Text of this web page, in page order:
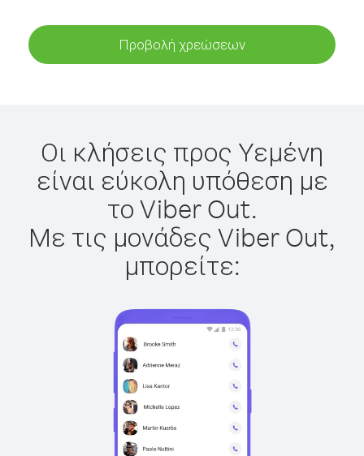
Προβολή χρεώσεων
Οι κλήσεις προς Υεμένη
είναι εύκολη υπόθεση με
το Viber Out.
Με τις μονάδες Viber Out,
μπορείτε: